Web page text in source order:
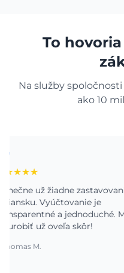
To
Na služby
ako 10
už žiadne zastavovanie v
Vyúčtovanie je
a jednoduché. Mal
už oveľa skôr!
M.